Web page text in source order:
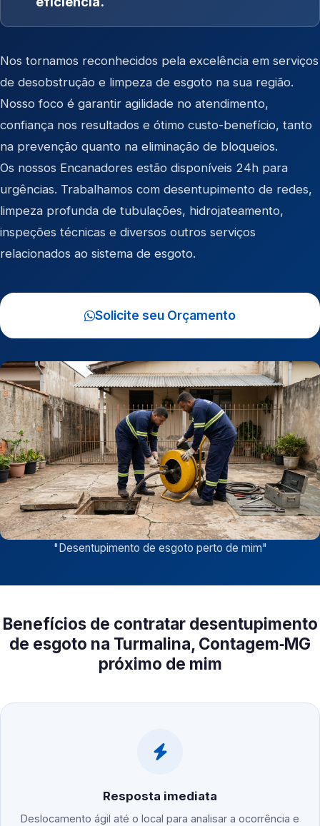
Nos tornamos reconhecidos pela excelência em serviços
de desobstrução e limpeza de esgoto na sua região.
Nosso foco é garantir agilidade no atendimento,
confiança nos resultados e ótimo custo-benefício, tanto
na prevenção quanto na eliminação de bloqueios.
Os nossos Encanadores estão disponíveis 24h para
urgências. Trabalhamos com desentupimento de redes,
limpeza profunda de tubulações, hidrojateamento,
inspeções técnicas e diversos outros serviços
relacionados ao sistema de esgoto.
Solicite seu Orçamento
"Desentupimento de esgoto perto de mim"
Benefícios de contratar desentupimento
de esgoto na Turmalina, Contagem‑MG
próximo de mim
Resposta imediata
Deslocamento ágil até o local para analisar a ocorrência e